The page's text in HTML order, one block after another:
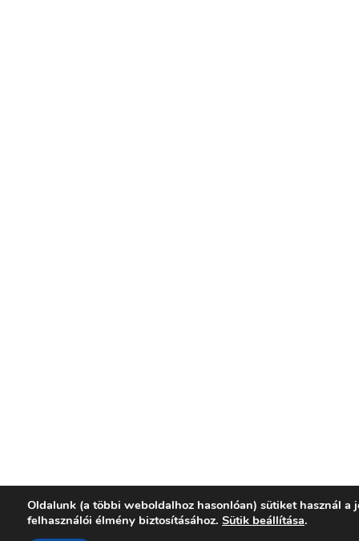
Oldalunk (a többi weboldalhoz hasonlóan) sütiket használ a
felhasználói élmény biztosításához. Sütik beállítása.